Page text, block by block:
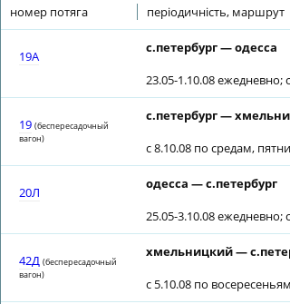
номер потяга періодичність, маршрут
19A
с.петербург — одесса
23.05-1.10.08
19 (беспересадочный
вагон)
с.петербург —
с 8.10.08 по средам,
20Л
одесса — с.петербург
25.05-3.10.08 ежедневно;
42Д (беспересадочный
вагон)
хмельницкий —
с 5.10.08 по